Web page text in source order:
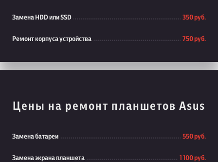
Замена HDD или SSD 350 руб.
Ремонт корпуса устройства 750 руб.
Цены на ремонт планшетов Asus
Замена батареи 550 руб.
Замена экрана планшета 1 100 руб.